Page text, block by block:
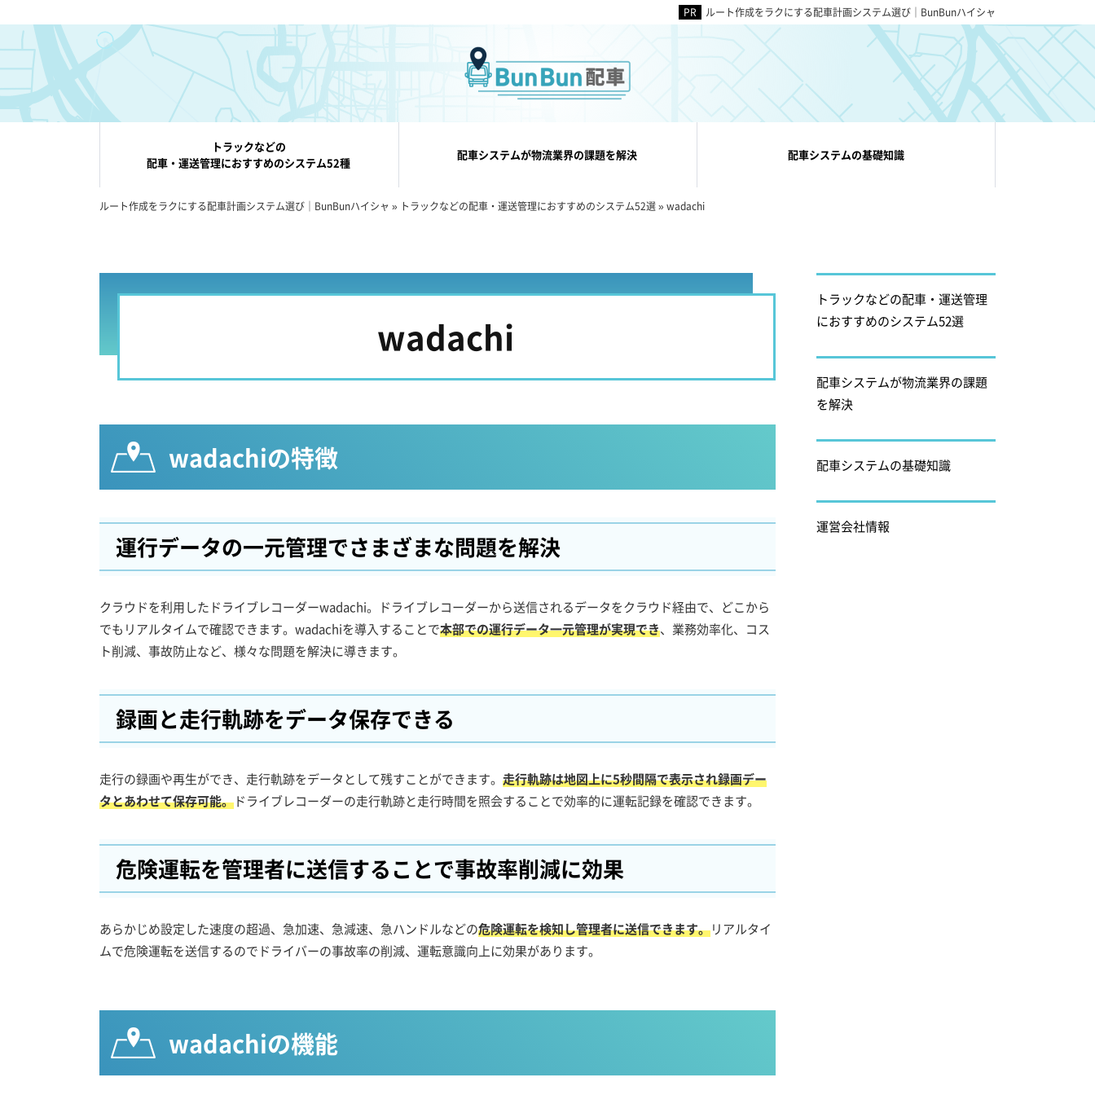
ルート作成をラクにする配車計画システム選び｜BunBunハイシャ
トラックなどの
配車・運送管理におすすめのシステム52種
配車システムが物流業界の課題を解決 配車システムの基礎知識
ルート作成をラクにする配車計画システム選び｜BunBunハイシャ » トラックなどの配車・運送管理におすすめのシステム52選»wadachi
wadachi
wadachiの特徴
運行データの一元管理でさまざまな問題を解決
クラウドを利用したドライブレコーダーwadachi。ドライブレコーダーから送信されるデータをクラウド経由で、どこから
でもリアルタイムで確認できます。wadachiを導入することで本部での運行データ一元管理が実現でき、業務効率化、コス
ト削減、事故防止など、様々な問題を解決に導きます。
録画と走行軌跡をデータ保存できる
走行の録画や再生ができ、走行軌跡をデータとして残すことができます。 走行軌跡は地図上に5秒間隔で表示され録画デー
タとあわせて保存可能。ドライブレコーダーの走行軌跡と走行時間を照会することで効率的に運転記録を確認できます。
危険運転を管理者に送信することで事故率削減に効果
あらかじめ設定した速度の超過、急加速、急減速、急ハンドルなどの危険運転を検知し管理者に送信できます。リアルタイ
ムで危険運転を送信するのでドライバーの事故率の削減、運転意識向上に効果があります。
wadachiの機能
トラックなどの配車・運送管理
におすすめのシステム52選
配車システムが物流業界の課題
を解決
配車システムの基礎知識
運営会社情報